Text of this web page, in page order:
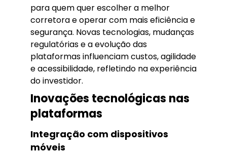
para quem quer escolher a melhor
corretora e operar com mais eficiência e
segurança. Novas tecnologias, mudanças
regulatórias e a evolução das
plataformas influenciam custos, agilidade
e acessibilidade, refletindo na experiência
do investidor.
Inovações tecnológicas nas
plataformas
Integração com dispositivos
móveis